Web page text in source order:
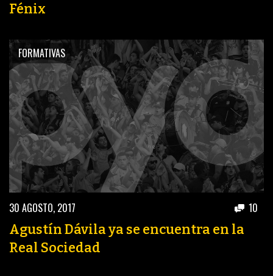
Fénix
FORMATIVAS
30 AGOSTO, 2017 10
Agustín Dávila ya se encuentra en la
Real Sociedad